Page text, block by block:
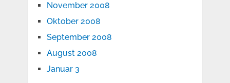
November 2008
Oktober 2008
September 2008
August 2008
Januar 3